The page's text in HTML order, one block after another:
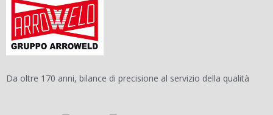
Da oltre 170 anni, bilance di precisione al servizio della qualità